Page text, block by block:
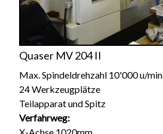
Quaser MV 204 II
Max. Spindeldrehzahl 10'000 u/min.
24 Werkzeugplätze
Teilapparat und Spitz
Verfahrweg:
X-Achse 1020mm